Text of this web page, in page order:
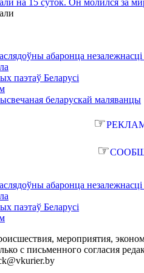
абаронца незалежнасці
паэтаў Беларусі
беларускай маляванцы
☞
☞
абаронца незалежнасці
паэтаў Беларусі
мероприятия,
с письменного согласия